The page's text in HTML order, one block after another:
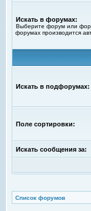
Искать в форумах:
Выберите форум или
форумах производится
Искать в подфорумах:
Поле сортировки:
Искать сообщения за:
Список форумов